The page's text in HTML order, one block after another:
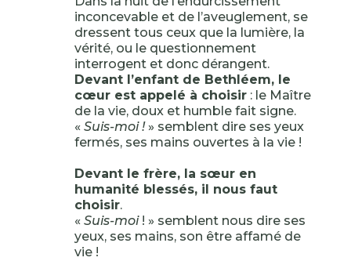
inconcevable et de l’aveuglement, se
dressent tous ceux que la lumière, la
vérité, ou le questionnement
interrogent et donc dérangent.
Devant l’enfant de Bethléem, le
cœur est appelé à choisir: le Maître
de la vie, doux et humble fait signe.
« Suis-moi !» semblent dire ses yeux
fermés, ses mains ouvertes à la vie !
Devant le frère, la sœur en
humanité blessés, il nous faut
choisir.
« Suis-moi! » semblent nous dire ses
yeux, ses mains, son être affamé de
vie !